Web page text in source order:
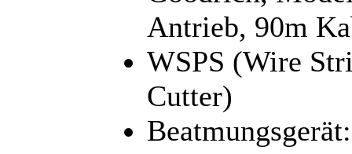
Antrieb, 90m
WSPS (Wire
Cutter)